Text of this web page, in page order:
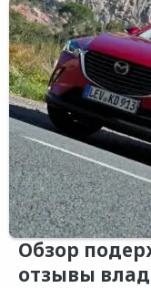
Обзор
отзывы